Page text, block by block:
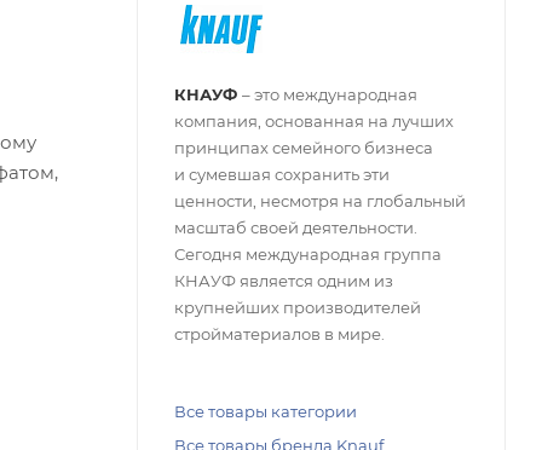
КНАУФ – это международная
компания, основанная на лучших
принципах семейного бизнеса
и сумевшая сохранить эти
ценности, несмотря на глобальный
масштаб своей деятельности.
Сегодня международная группа
КНАУФ является одним из
крупнейших производителей
стройматериалов в мире.
Все товары категории
Все товары бренда Knauf